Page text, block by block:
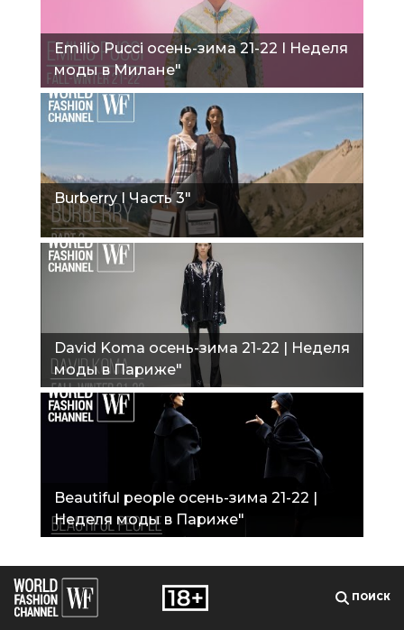
Emilio Pucci осень-зима 21-22 I Неделя
моды в Милане"
Burberry I Часть 3"
David Koma осень-зима 21-22 | Неделя
моды в Париже"
Beautiful people осень-зима 21-22 |
Неделя моды в Париже"
ПОИСК